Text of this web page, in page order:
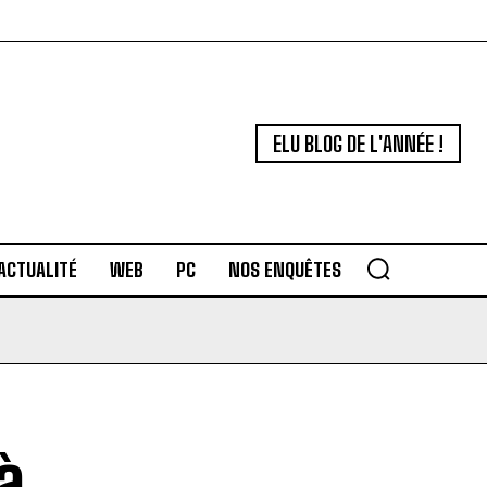
ELU BLOG DE L'ANNÉE !
WEB PC NOS ENQUÊTES